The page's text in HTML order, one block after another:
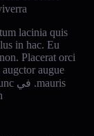
lacinia quis
in hac. Eu
Placerat orci
augue